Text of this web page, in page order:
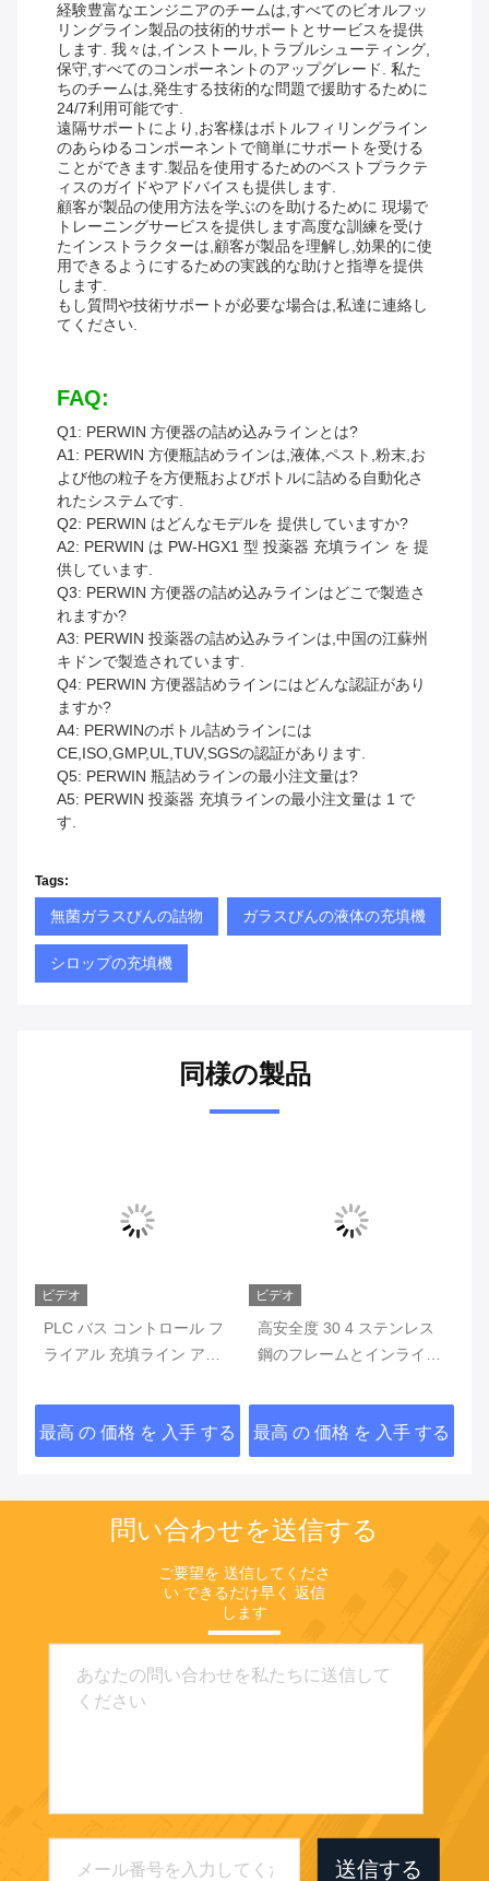
経験豊富なエンジニアのチームは,すべてのビオルフッ
リングライン製品の技術的サポートとサービスを提供
します. 我々は,インストール,トラブルシューティング,
保守,すべてのコンポーネントのアップグレード. 私た
ちのチームは,発生する技術的な問題で援助するために
24/7利用可能です.
遠隔サポートにより,お客様はボトルフィリングライン
のあらゆるコンポーネントで簡単にサポートを受ける
ことができます.製品を使用するためのベストプラクテ
ィスのガイドやアドバイスも提供します.
顧客が製品の使用方法を学ぶのを助けるために 現場で
トレーニングサービスを提供します高度な訓練を受け
たインストラクターは,顧客が製品を理解し,効果的に使
用できるようにするための実践的な助けと指導を提供
します.
もし質問や技術サポートが必要な場合は,私達に連絡し
てください.
FAQ:
Q1: PERWIN 方便器の詰め込みラインとは?
A1: PERWIN 方便瓶詰めラインは,液体,ペスト,粉末,お
よび他の粒子を方便瓶およびボトルに詰める自動化さ
れたシステムです.
Q2: PERWIN はどんなモデルを 提供していますか?
A2: PERWIN は PW-HGX1 型 投薬器 充填ライン を 提
供しています.
Q3: PERWIN 方便器の詰め込みラインはどこで製造さ
れますか?
A3: PERWIN 投薬器の詰め込みラインは,中国の江蘇州
キドンで製造されています.
Q4: PERWIN 方便器詰めラインにはどんな認証があり
ますか?
A4: PERWINのボトル詰めラインには
CE,ISO,GMP,UL,TUV,SGSの認証があります.
Q5: PERWIN 瓶詰めラインの最小注文量は?
A5: PERWIN 投薬器 充填ラインの最小注文量は 1 で
す.
Tags:
無菌ガラスびんの詰物 ガラスびんの液体の充填機
シロップの充填機
同様の製品
ビデオ
PLC バス コントロール フ
ライアル 充填ライン アル
以下の
最高 の 価格 を 入手 する
ビデオ
高安全度 30 4 ステンレス
鋼のフレームとインライン
最高 の 価格 を 入手 する
問い合わせを送信する
ご要望を 送信してくださ
い できるだけ早く 返信
します
送信する